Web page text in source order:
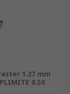
1.27 mm
0.50